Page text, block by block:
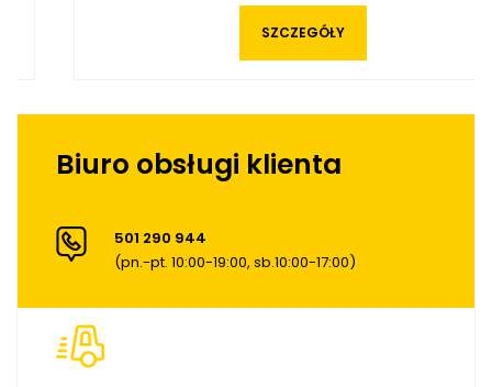
SZCZEGÓŁY
Biuro obsługi klienta
501 290 944
(pn.-pt. 10:00-19:00, sb.10:00-17:00)